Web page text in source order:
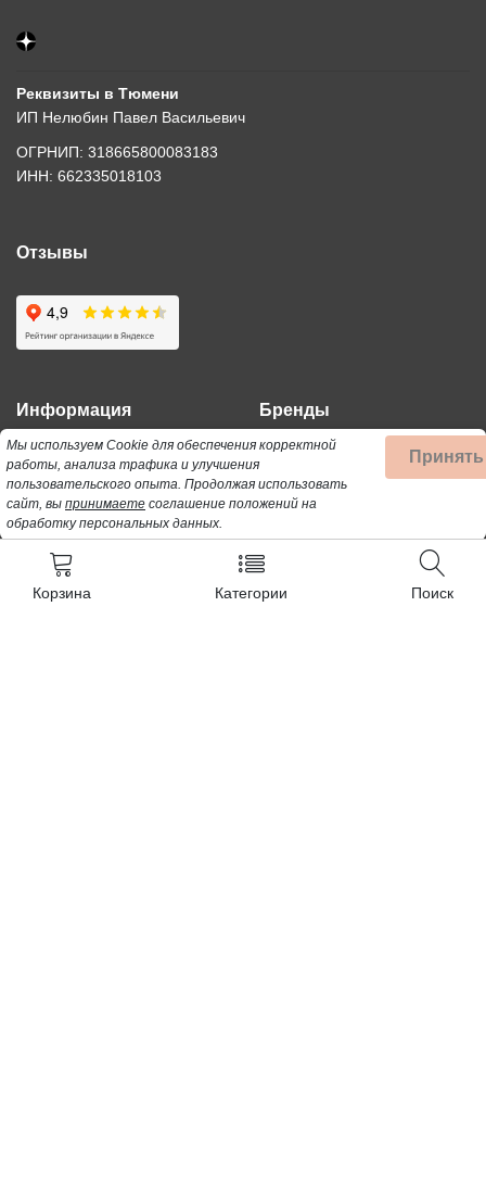
Корзина Категории Поиск
Реквизиты в Тюмени
ИП Нелюбин Павел Васильевич
ОГРНИП: 318665800083183
ИНН: 662335018103
Отзывы
Информация
Поиск
Политика
Карта сайта
Контакты
Бренды
ACC
AFK
AIRMATE
Мы используем Cookie для обеспечения корректной
работы, анализа трафика и улучшения
пользовательского опыта. Продолжая использовать
сайт, вы принимаете соглашение положений на
обработку персональных данных.
Принять